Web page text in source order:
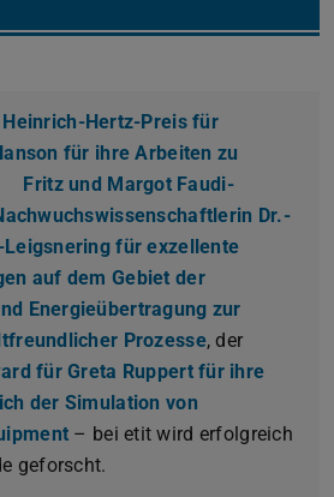
Heinrich-Hertz-Preis für
für ihre Arbeiten zu
Fritz und Margot Faudi-
Dr.-
Leigsnering für exzellente
auf dem Gebiet der
Energieübertragung zur
Prozesse, der
für Greta Ruppert für ihre
der Simulation von
– bei etit wird erfolgreich
geforscht.